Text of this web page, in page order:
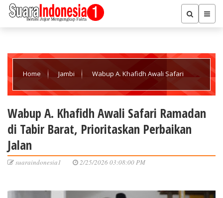
Home Jambi Wabup A. Khafidh Awali Safari
Wabup A. Khafidh Awali Safari Ramadan
di Tabir Barat, Prioritaskan Perbaikan
Jalan
suaraindonesia1 2/25/2026 03:08:00 PM